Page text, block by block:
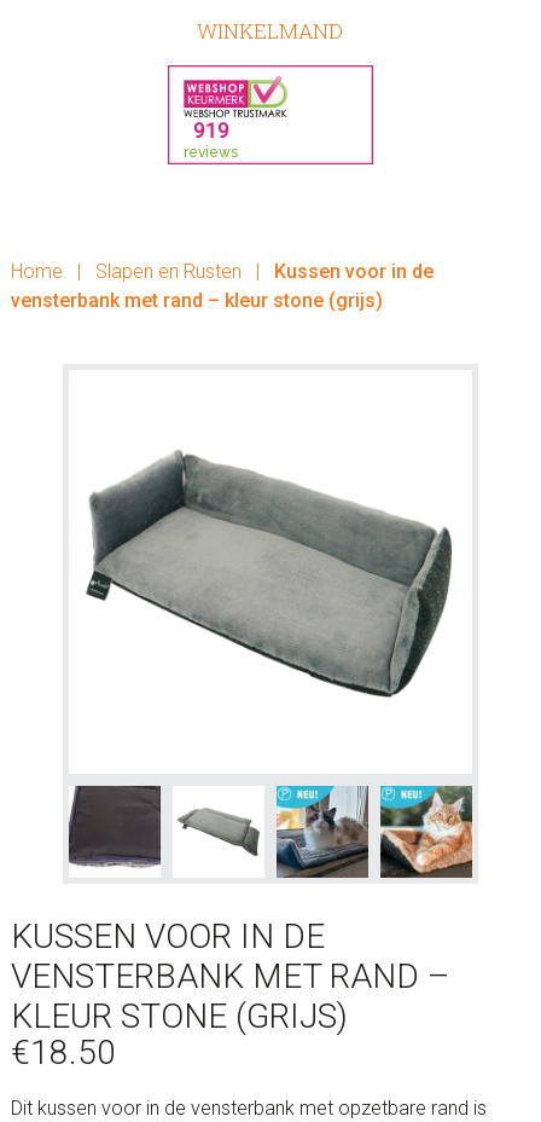
WINKELMAND
Home | Slapen en Rusten |
Kussen voor in de
vensterbank met rand – kleur stone (grijs)
KUSSEN VOOR IN DE
VENSTERBANK MET RAND –
KLEUR STONE (GRIJS)
€18.50
Dit kussen voor in de vensterbank met opzetbare rand is